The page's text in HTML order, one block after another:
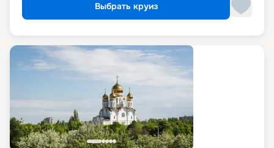
Выбрать круиз